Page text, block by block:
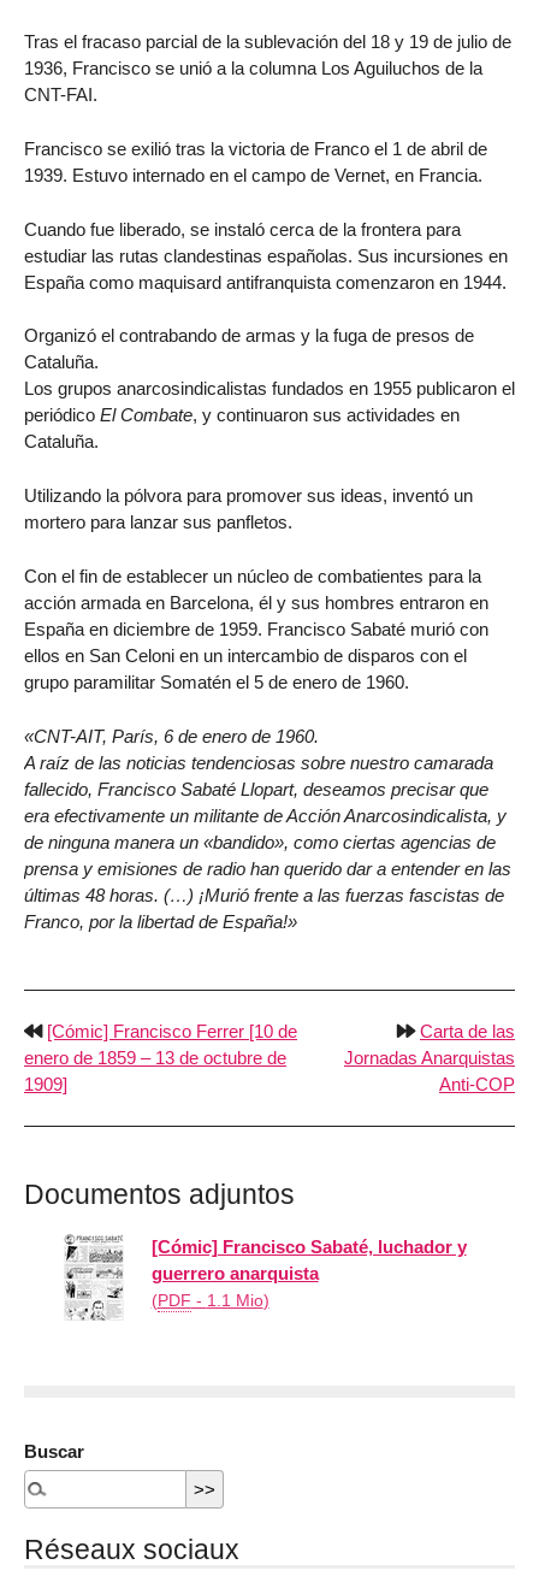
Tras el fracaso parcial de la sublevación del 18 y 19 de julio de
1936, Francisco se unió a la columna Los Aguiluchos de la
CNT-FAI.
Francisco se exilió tras la victoria de Franco el 1 de abril de
1939. Estuvo internado en el campo de Vernet, en Francia.
Cuando fue liberado, se instaló cerca de la frontera para
estudiar las rutas clandestinas españolas. Sus incursiones en
España como maquisard antifranquista comenzaron en 1944.
Organizó el contrabando de armas y la fuga de presos de
Cataluña.
Los grupos anarcosindicalistas fundados en 1955 publicaron el
periódico El Combate, y continuaron sus actividades en
Cataluña.
Utilizando la pólvora para promover sus ideas, inventó un
mortero para lanzar sus panfletos.
Con el fin de establecer un núcleo de combatientes para la
acción armada en Barcelona, él y sus hombres entraron en
España en diciembre de 1959. Francisco Sabaté murió con
ellos en San Celoni en un intercambio de disparos con el
grupo paramilitar Somatén el 5 de enero de 1960.
CNT-AIT, París, 6 de enero de 1960.
A raíz de las noticias tendenciosas sobre nuestro camarada
fallecido, Francisco Sabaté Llopart, deseamos precisar que
era efectivamente un militante de Acción Anarcosindicalista, y
de ninguna manera un «bandido», como ciertas agencias de
prensa y emisiones de radio han querido dar a entender en las
últimas 48 horas. (…) ¡Murió frente a las fuerzas fascistas de
Franco, por la libertad de España!
[Cómic] Francisco Ferrer [10 de
enero de 1859 – 13 de octubre de
1909]
Carta de las
Jornadas Anarquistas
Anti-COP
Documentos adjuntos
[Cómic] Francisco Sabaté, luchador y
guerrero anarquista
(PDF - 1.1 Mio)
Buscar
Réseaux sociaux